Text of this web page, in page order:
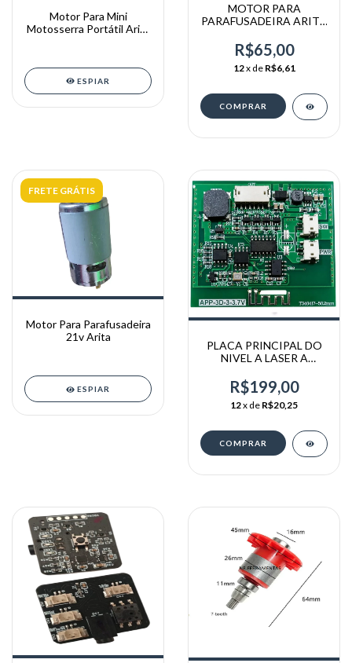
Motor Para Mini
Motosserra Portátil Arita
ESPIAR
MOTOR PARA
PARAFUSADEIRA ARITA
R$65,00
12x de R$6,61
FRETE GRÁTIS
Motor Para Parafusadeira
21v Arita
ESPIAR
PLACA PRINCIPAL DO
NIVEL A LASER A
(ORIGINAL)
R$199,00
12x de R$20,25
COMPRAR